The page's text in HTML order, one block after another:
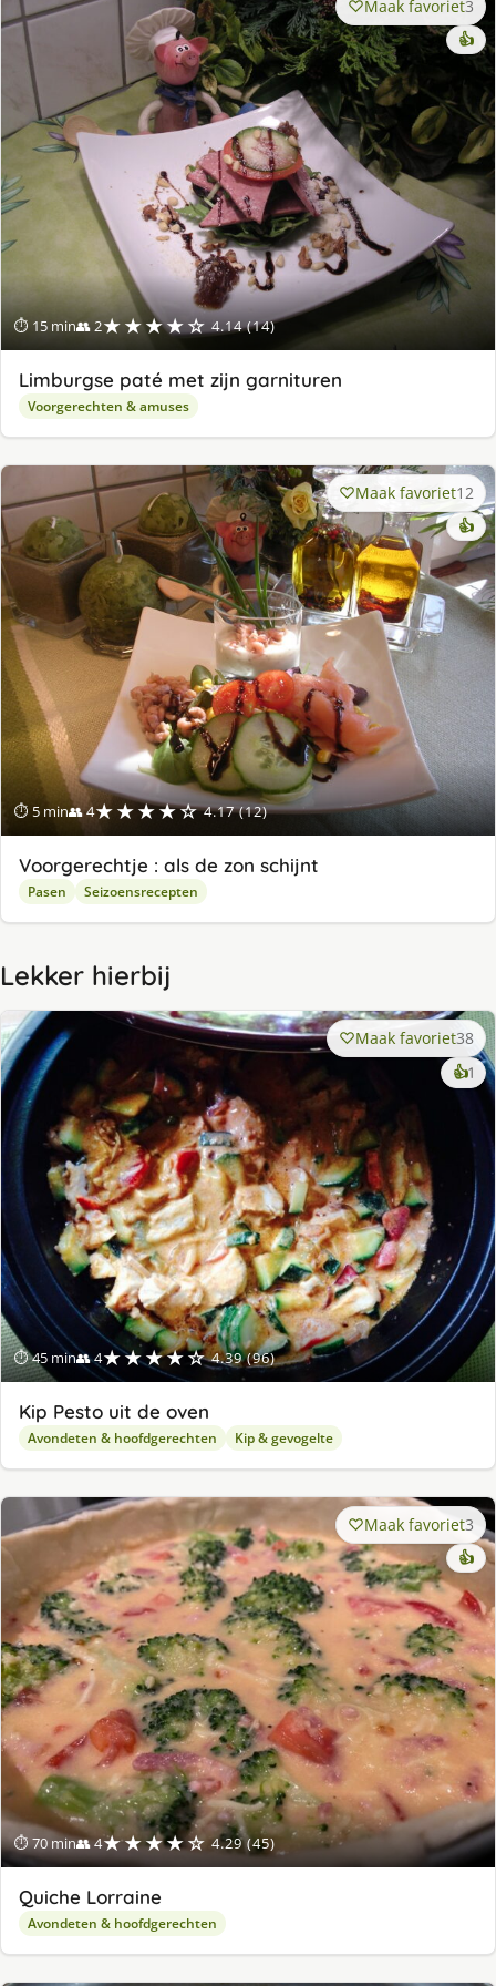
⏱ 15 min👥 2★★★★☆ 4.14 (14)
Maak favoriet3
👍
Limburgse paté met zijn garnituren
Voorgerechten & amuses
⏱ 5 min👥 4★★★★☆ 4.17 (12)
Maak favoriet12
👍
Voorgerechtje : als de zon schijnt
Pasen Seizoensrecepten
Lekker hierbij
⏱ 45 min👥 4★★★★☆ 4.39 (96)
Maak favoriet38
👍1
Kip Pesto uit de oven
Avondeten & hoofdgerechten Kip & gevogelte
⏱ 70 min👥 4★★★★☆ 4.29 (45)
Maak favoriet3
👍
Quiche Lorraine
Avondeten & hoofdgerechten